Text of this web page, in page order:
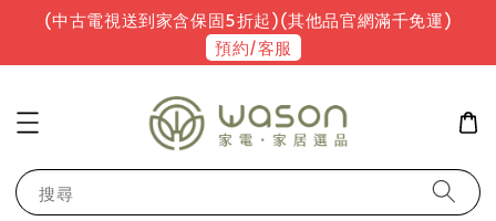
(中古電視送到家含保固5折起)(其他品官網滿千免運)
預約/客服
搜尋